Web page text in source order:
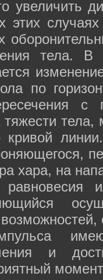
увеличить
этих
тела.
по
с
хара, на
и